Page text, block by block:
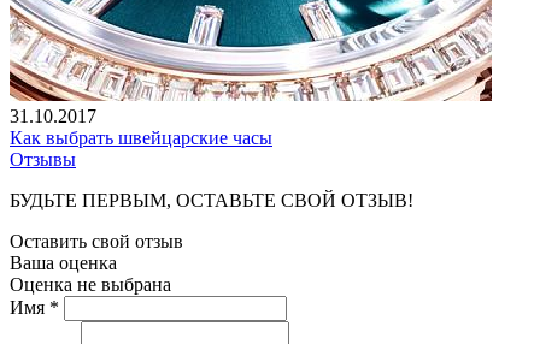
31.10.2017
Как выбрать швейцарские часы
Отзывы
БУДЬТЕ ПЕРВЫМ, ОСТАВЬТЕ СВОЙ ОТЗЫВ!
Оставить свой отзыв
Ваша оценка
Оценка не выбрана
Имя *